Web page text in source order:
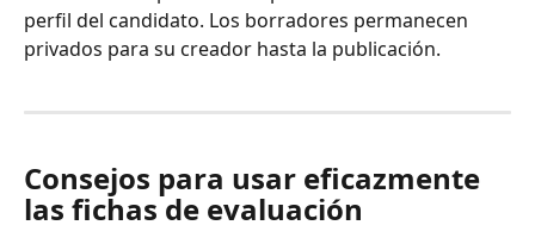
perfil del candidato. Los borradores permanecen
privados para su creador hasta la publicación.
Consejos para usar eficazmente
las fichas de evaluación